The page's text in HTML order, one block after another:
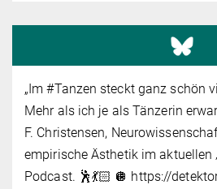
„Im #Tanzen steckt ganz schön
Mehr als ich je als Tänzerin
F. Christensen,
empirische Ästhetik im aktuellen
Podcast. 🕺💃🏻 🪩 https://